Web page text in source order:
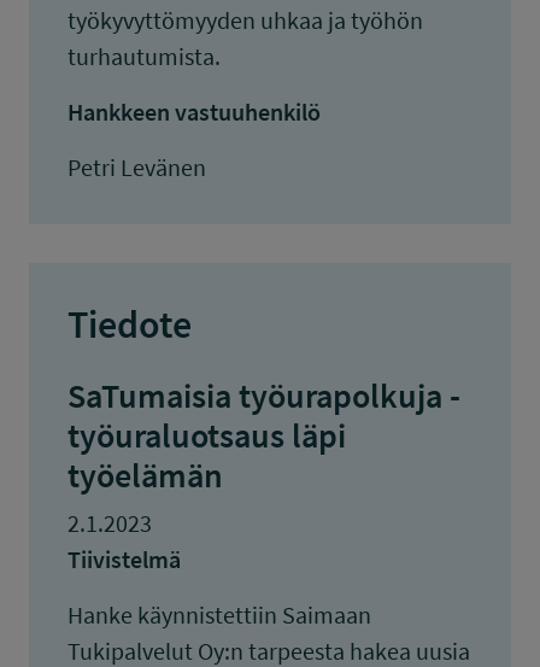
työkyvyttömyyden uhkaa ja työhön
turhautumista.
Hankkeen vastuuhenkilö
Petri Levänen
Tiedote
SaTumaisia työurapolkuja -
työuraluotsaus läpi
työelämän
2.1.2023
Tiivistelmä
Hanke käynnistettiin Saimaan
Tukipalvelut Oy:n tarpeesta hakea uusia